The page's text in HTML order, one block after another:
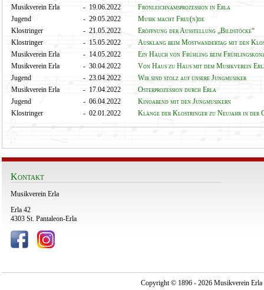
Musikverein Erla
- 19.06.2022
Fronleichnamsprozession in Erla
Jugend
- 29.05.2022
Musik macht Freu(n)de
Klostringer
- 21.05.2022
Eröffnung der Ausstellung „Bildstöcke“
Klostringer
- 15.05.2022
Ausklang beim Mostwandertag mit den
Musikverein Erla
- 14.05.2022
Ein Hauch von Frühling beim
Musikverein Erla
- 30.04.2022
Von Haus zu Haus mit dem Musikverein
Jugend
- 23.04.2022
Wir sind stolz auf unsere Jungmusiker
Musikverein Erla
- 17.04.2022
Osterprozession durch Erla
Jugend
- 06.04.2022
Kinoabend mit den Jungmusikern
Klostringer
- 02.01.2022 Klänge der Klostringer zu Neujahr in der
Kontakt
Musikverein Erla
Erla 42
4303 St. Pantaleon-Erla
Copyright © 1896 - 2026 Musikverein Erla